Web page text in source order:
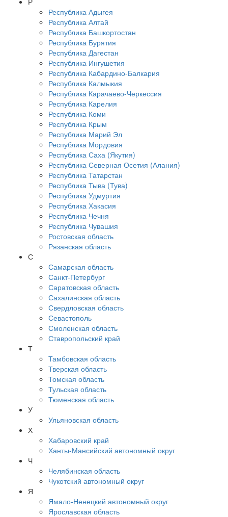
Республика Адыгея
Республика Алтай
Республика Башкортостан
Республика Бурятия
Республика Дагестан
Республика Ингушетия
Республика Кабардино-Балкария
Республика Калмыкия
Республика Карачаево-Черкессия
Республика Карелия
Республика Коми
Республика Крым
Республика Марий Эл
Республика Мордовия
Республика Саха (Якутия)
Республика Северная Осетия (Алания)
Республика Татарстан
Республика Тыва (Тува)
Республика Удмуртия
Республика Хакасия
Республика Чечня
Республика Чувашия
Ростовская область
Рязанская область
С
Самарская область
Санкт-Петербург
Саратовская область
Сахалинская область
Свердловская область
Севастополь
Смоленская область
Ставропольский край
Т
Тамбовская область
Тверская область
Томская область
Тульская область
Тюменская область
У
Ульяновская область
Х
Хабаровский край
Ханты-Мансийский автономный округ
Ч
Челябинская область
Чукотский автономный округ
Я
Ямало-Ненецкий автономный округ
Ярославская область